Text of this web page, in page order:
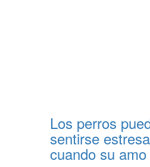
Los perros
sentirse
cuando su